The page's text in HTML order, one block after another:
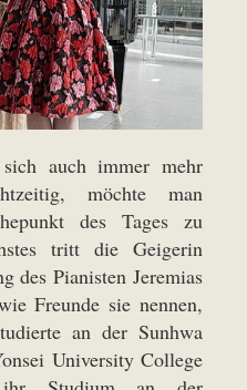
auch immer mehr
möchte man
des Tages zu
tritt die Geigerin
des Pianisten Jeremias
Freunde sie nennen,
an der Sunhwa
University College